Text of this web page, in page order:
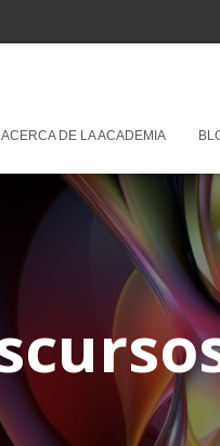
ACERCA DE LA ACADEMIA